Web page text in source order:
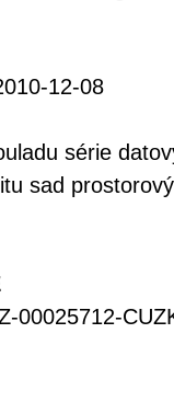
12-08
série
sad
00025712-